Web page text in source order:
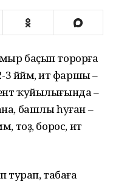
баҫып торорға
2-3 йәймә, ит фаршы –
ҡуйылығында –
башлы һуған –
тоҙ, борос, ит
турап, табаға